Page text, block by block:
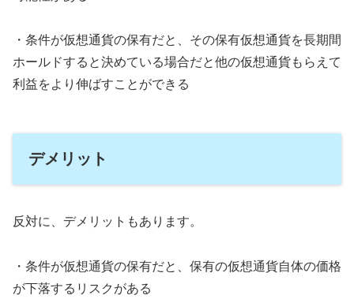
・条件が仮想通貨の保有だと、その保有仮想通貨を長期間
ホールドすると決めている場合だと他の仮想通貨もらえて
利益をより伸ばすことができる
デメリット
反対に、デメリットもあります。
・条件が仮想通貨の保有だと、保有の仮想通貨自体の価格
が下落するリスクがある